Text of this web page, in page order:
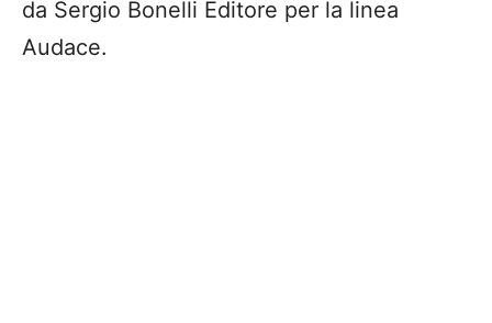
da Sergio Bonelli Editore per la linea
Audace.